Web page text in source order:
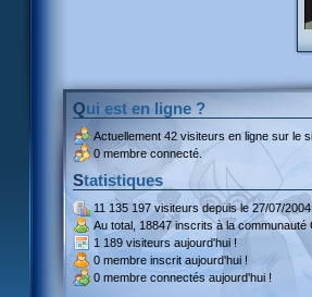
Qui est en ligne ?
Actuellement 42 visiteurs en ligne sur le
0 membre connecté.
Statistiques
11 135 197 visiteursdepuis le 27/07/
Au total, 18847 inscritsà la communauté
1 189 visiteurs aujourd'hui !
0 membre inscrit aujourd'hui !
0 membre connectés aujourd'hui !